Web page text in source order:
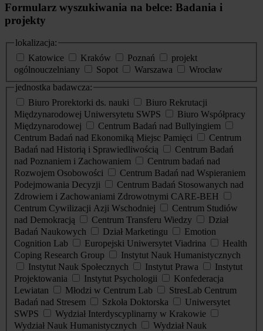
Formularz wyszukiwania na belce: Badania i
projekty
lokalizacja:
Katowice
Kraków Poznań
projekt
ogólnouczelniany
Sopot Warszawa
Wrocław
jednostka badawcza:
Biuro Prorektorki ds. nauki
Biuro Rekrutacji
Międzynarodowej Uniwersytetu SWPS
Biuro Współpracy
Międzynarodowej
Centrum Badań nad Bullyingiem
Centrum Badań nad Ekonomiką Miejsc Pamięci
Centrum
Badań nad Historią i Sprawiedliwością
Centrum Badań
nad Poznaniem i Zachowaniem
Centrum badań nad
Rozwojem Osobowości
Centrum Badań nad Wspieraniem
Podejmowania Decyzji
Centrum Badań Stosowanych nad
Zdrowiem i Zachowaniami Zdrowotnymi CARE-BEH
Centrum Cywilizacji Azji Wschodniej
Centrum Studiów
nad Demokracją
Centrum Transferu Wiedzy
Dział
Badań Naukowych
Dział Marketingu
Emotion
Cognition Lab
Europejski Uniwersytet Viadrina
Health
Coping Research Group
Instytut Nauk Humanistycznych
Instytut Nauk Społecznych
Instytut Prawa
Instytut
Projektowania
Instytut Psychologii
Konfederacja
Lewiatan
Młodzi w Centrum Lab
StresLab Centrum
Badań nad Stresem
Szkoła Doktorska
Uniwersytet
SWPS
Wydział Interdyscyplinarny w Krakowie
Wydział Nauk Humanistycznych
Wydział Nauk